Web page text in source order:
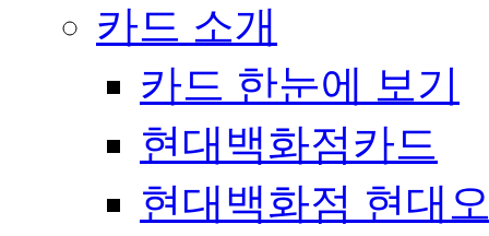
카드 소개
카드 한눈에 보기
현대백화점카드
현대백화점 현대